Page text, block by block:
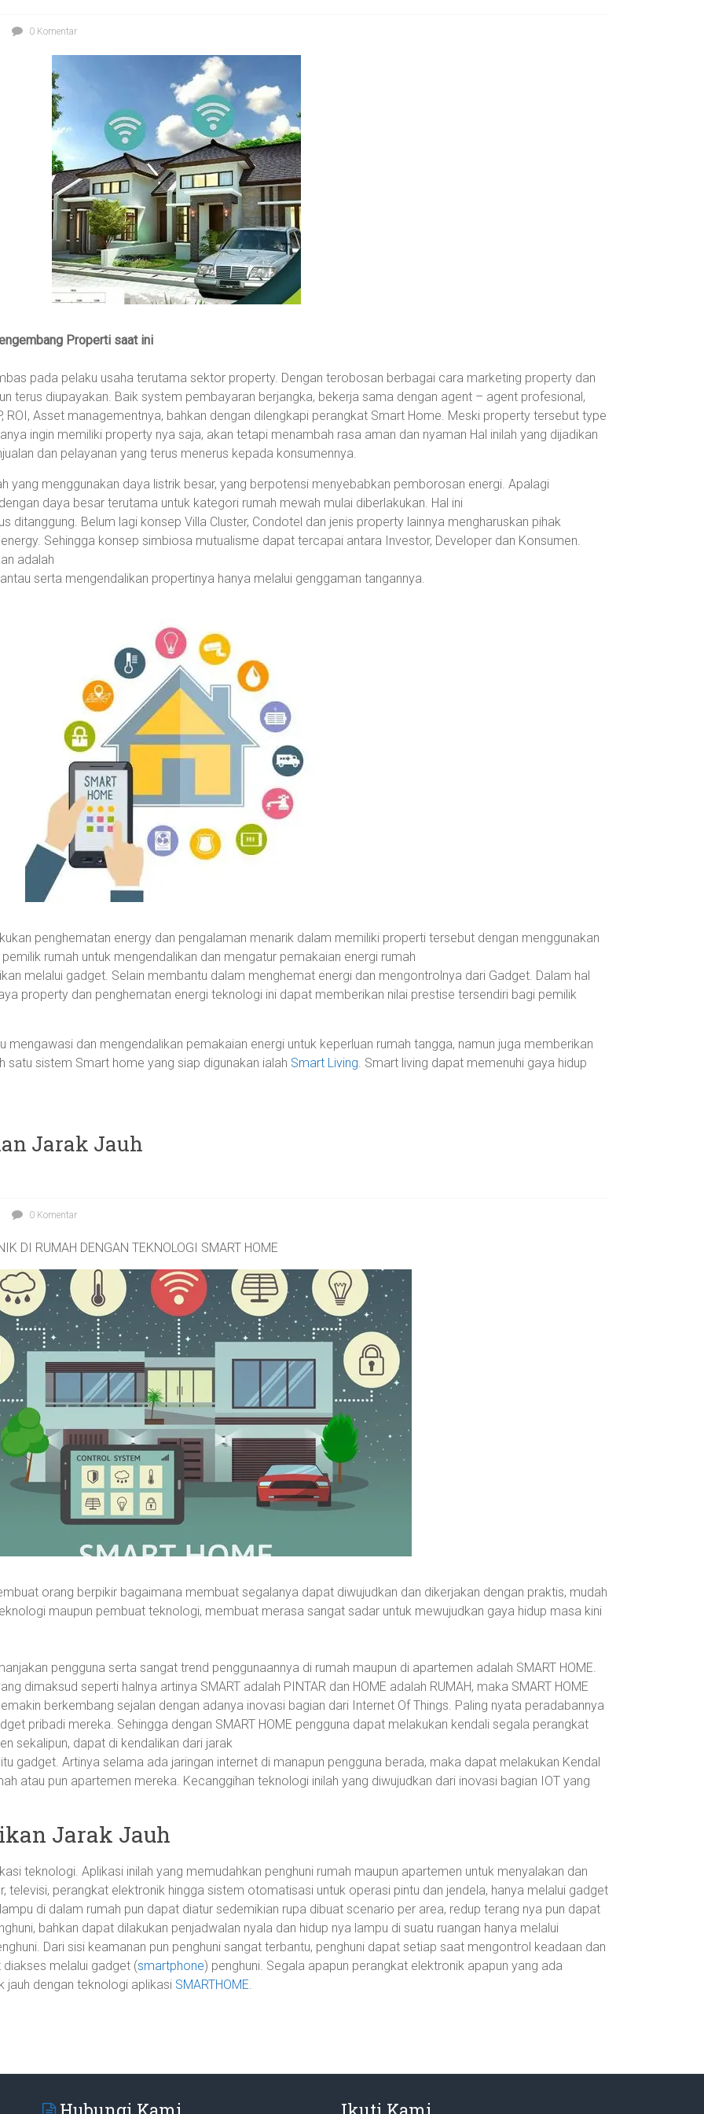
0 Komentar
Properti saat ini
pada pelaku usaha terutama sektor property. Dengan terobosan berbagai cara marketing property dan
terus diupayakan. Baik system pembayaran berjangka, bekerja sama dengan agent – agent profesional,
ROI, Asset managementnya, bahkan dengan dilengkapi perangkat Smart Home. Meski property tersebut type
ingin memiliki property nya saja, akan tetapi menambah rasa aman dan nyaman Hal inilah yang dijadikan
dan pelayanan yang terus menerus kepada konsumennya.
yang menggunakan daya listrik besar, yang berpotensi menyebabkan pemborosan energi. Apalagi
daya besar terutama untuk kategori rumah mewah mulai diberlakukan. Hal ini
ditanggung. Belum lagi konsep Villa Cluster, Condotel dan jenis property lainnya mengharuskan pihak
Sehingga konsep simbiosa mutualisme dapat tercapai antara Investor, Developer dan Konsumen.
adalah
serta mengendalikan propertinya hanya melalui genggaman tangannya.
penghematan energy dan pengalaman menarik dalam memiliki properti tersebut dengan menggunakan
rumah untuk mengendalikan dan mengatur pemakaian energi rumah
melalui gadget. Selain membantu dalam menghemat energi dan mengontrolnya dari Gadget. Dalam hal
property dan penghematan energi teknologi ini dapat memberikan nilai prestise tersendiri bagi pemilik
mengawasi dan mengendalikan pemakaian energi untuk keperluan rumah tangga, namun juga memberikan
satu sistem Smart home yang siap digunakan ialah Smart Living. Smart living dapat memenuhi gaya hidup
Jarak Jauh
0 Komentar
DI RUMAH DENGAN TEKNOLOGI SMART HOME
orang berpikir bagaimana membuat segalanya dapat diwujudkan dan dikerjakan dengan praktis, mudah
maupun pembuat teknologi, membuat merasa sangat sadar untuk mewujudkan gaya hidup masa kini
pengguna serta sangat trend penggunaannya di rumah maupun di apartemen adalah SMART HOME.
dimaksud seperti halnya artinya SMART adalah PINTAR dan HOME adalah RUMAH, maka SMART HOME
berkembang sejalan dengan adanya inovasi bagian dari Internet Of Things. Paling nyata peradabannya
pribadi mereka. Sehingga dengan SMART HOME pengguna dapat melakukan kendali segala perangkat
sekalipun, dapat di kendalikan dari jarak
gadget. Artinya selama ada jaringan internet di manapun pengguna berada, maka dapat melakukan Kendal
atau pun apartemen mereka. Kecanggihan teknologi inilah yang diwujudkan dari inovasi bagian IOT yang
Jarak Jauh
teknologi. Aplikasi inilah yang memudahkan penghuni rumah maupun apartemen untuk menyalakan dan
televisi, perangkat elektronik hingga sistem otomatisasi untuk operasi pintu dan jendela, hanya melalui gadget
di dalam rumah pun dapat diatur sedemikian rupa dibuat scenario per area, redup terang nya pun dapat
bahkan dapat dilakukan penjadwalan nyala dan hidup nya lampu di suatu ruangan hanya melalui
Dari sisi keamanan pun penghuni sangat terbantu, penghuni dapat setiap saat mengontrol keadaan dan
melalui gadget (smartphone) penghuni. Segala apapun perangkat elektronik apapun yang ada
jauh dengan teknologi aplikasi SMARTHOME.